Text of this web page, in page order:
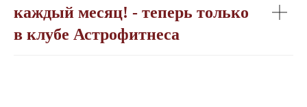
каждый месяц! - теперь только
в клубе Астрофитнеса